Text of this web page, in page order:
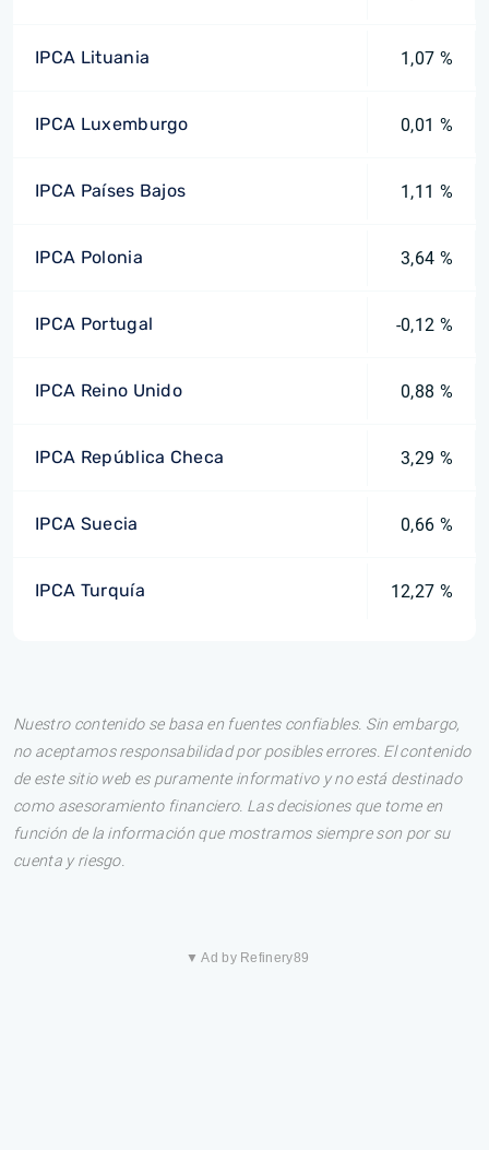
IPCA Lituania 1,07 %
IPCA Luxemburgo 0,01 %
IPCA Países Bajos 1,11 %
IPCA Polonia 3,64 %
IPCA Portugal -0,12 %
IPCA Reino Unido 0,88 %
IPCA República Checa 3,29 %
IPCA Suecia 0,66 %
IPCA Turquía 12,27 %
Nuestro contenido se basa en fuentes confiables. Sin embargo,
no aceptamos responsabilidad por posibles errores. El contenido
de este sitio web es puramente informativo y no está destinado
como asesoramiento financiero. Las decisiones que tome en
función de la información que mostramos siempre son por su
cuenta y riesgo.
▼ Ad by Refinery89